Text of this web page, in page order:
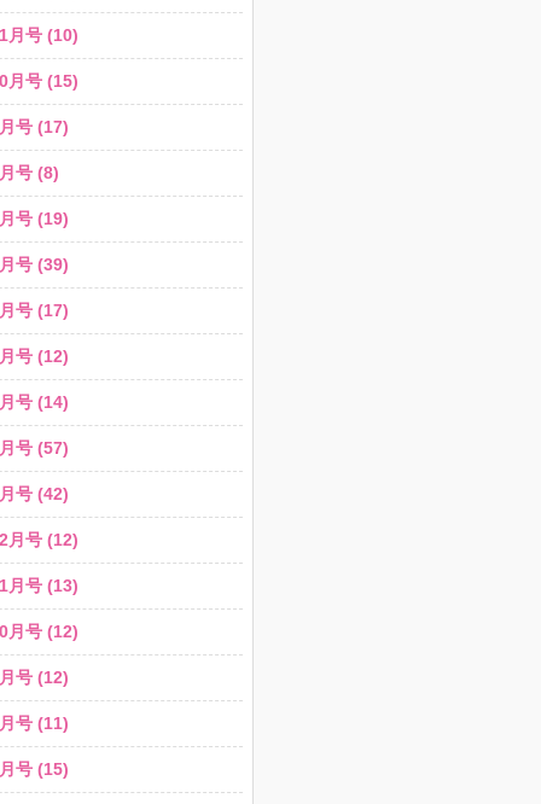
月号 (10)
月号 (15)
号 (17)
号 (8)
号 (19)
号 (39)
号 (17)
号 (12)
号 (14)
号 (57)
号 (42)
月号 (12)
月号 (13)
月号 (12)
号 (12)
号 (11)
号 (15)